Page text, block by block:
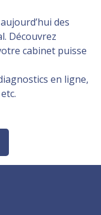
des
Découvrez
cabinet puisse
en ligne,